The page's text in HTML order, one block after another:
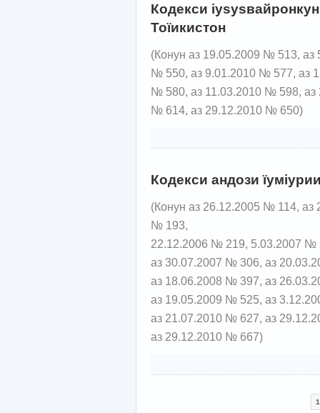
Кодекси
Тоїикистон
(Конун аз 19.05.2009 № 513, аз
№ 550, аз 9.01.2010 № 577, аз
№ 580, аз 11.03.2010 № 598, аз
№ 614, аз 29.12.2010 № 650)
Кодекси андози
(Конун аз 26.12.2005 № 114, аз
№ 193,
22.12.2006 № 219, 5.03.2007 №
аз 30.07.2007 № 306, аз
аз 18.06.2008 № 397, аз
аз 19.05.2009 № 525, аз
аз 21.07.2010 № 627, аз
аз 29.12.2010 № 667)
1